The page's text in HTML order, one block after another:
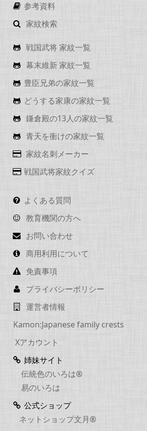
参考資料
家紋検索
戦国武将 家紋一覧
幕末維新 家紋一覧
豊臣兄弟の家紋一覧
どうする家康の家紋一覧
鎌倉殿の13人の家紋一覧
青天を衝けの家紋一覧
家紋名刺メーカー
戦国武将家紋クイズ
よくある質問
教育機関の方へ
お問い合わせ
商用利用について
免責事項
プライバシーポリシー
運営者情報
Kamon:Japanese family crests
Xアカウント
姉妹サイト
伝統色のいろは®
易のいろは
公式ショップ
ネットショップ文月®